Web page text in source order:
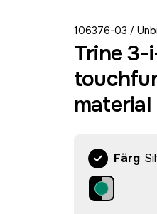
106376-03 /
Trine 3-
material
Färg